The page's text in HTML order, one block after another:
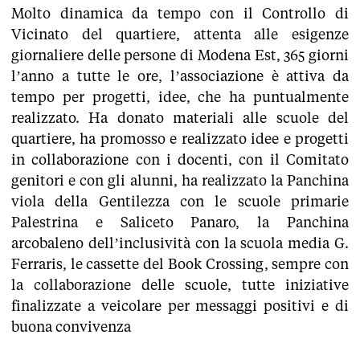
Molto dinamica da tempo con il Controllo di
Vicinato del quartiere, attenta alle esigenze
giornaliere delle persone di Modena Est, 365 giorni
l’anno a tutte le ore, l’associazione è attiva da
tempo per progetti, idee, che ha puntualmente
realizzato. Ha donato materiali alle scuole del
quartiere, ha promosso e realizzato idee e progetti
in collaborazione con i docenti, con il Comitato
genitori e con gli alunni, ha realizzato la Panchina
viola della Gentilezza con le scuole primarie
Palestrina e Saliceto Panaro, la Panchina
arcobaleno dell’inclusività con la scuola media G.
Ferraris, le cassette del Book Crossing, sempre con
la collaborazione delle scuole, tutte iniziative
finalizzate a veicolare per messaggi positivi e di
buona convivenza